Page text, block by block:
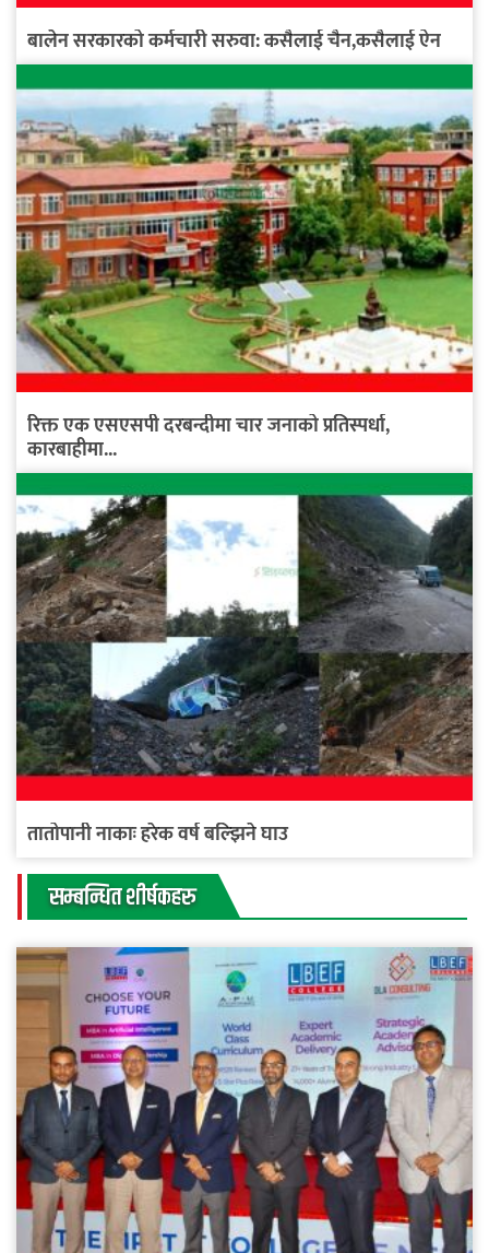
बालेन सरकारको कर्मचारी सरुवा: कसैलाई चैन,कसैलाई ऐन
रिक्त एक एसएसपी दरबन्दीमा चार जनाको प्रतिस्पर्धा,
कारबाहीमा...
तातोपानी नाकाः हरेक वर्ष बल्झिने घाउ
सम्बन्धित शीर्षकहरु